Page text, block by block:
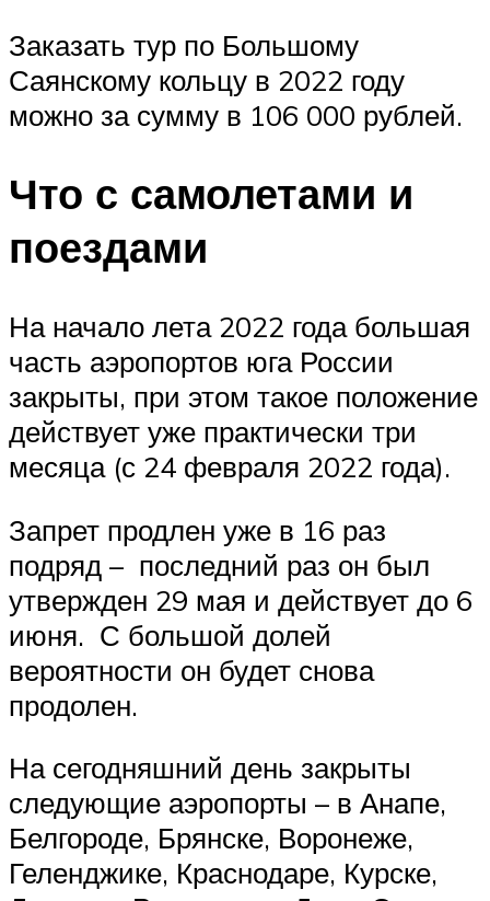
Заказать тур по Большому
Саянскому кольцу в 2022 году
можно за сумму в 106 000 рублей.
Что с самолетами и
поездами
На начало лета 2022 года большая
часть аэропортов юга России
закрыты, при этом такое положение
действует уже практически три
месяца (с 24 февраля 2022 года).
Запрет продлен уже в 16 раз
подряд – последний раз он был
утвержден 29 мая и действует до 6
июня. С большой долей
вероятности он будет снова
продолен.
На сегодняшний день закрыты
следующие аэропорты – в Анапе,
Белгороде, Брянске, Воронеже,
Геленджике, Краснодаре, Курске,